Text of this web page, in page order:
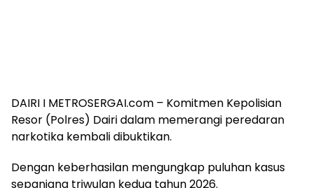
DAIRI I METROSERGAI.com – Komitmen Kepolisian
Resor (Polres) Dairi dalam memerangi peredaran
narkotika kembali dibuktikan.
Dengan keberhasilan mengungkap puluhan kasus
sepanjang triwulan kedua tahun 2026.